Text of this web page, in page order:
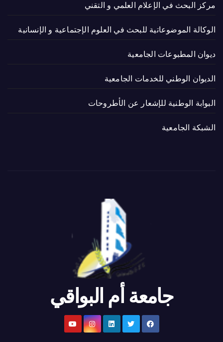
مركز البحث في الإعلام العلمي و التقني
الوكالة الموضوعاتية للبحث في العلوم الإجتماعية و الإنسانية
ديوان المطبوعات الجامعية
الديوان الوطني للخدمات الجامعية
البوابة الوطنية للإشعار عن الأطروحات
الشبكة الجامعية
جامعة أم البواقي